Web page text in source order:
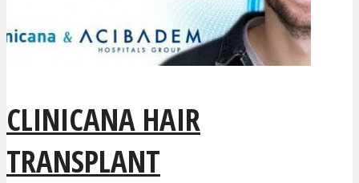
CLINICANA HAIR
TRANSPLANT